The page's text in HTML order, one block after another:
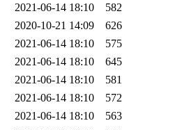
2021-06-14 18:10
582
2020-10-21 14:09
626
2021-06-14 18:10
575
2021-06-14 18:10
645
2021-06-14 18:10
581
2021-06-14 18:10
572
2021-06-14 18:10
563